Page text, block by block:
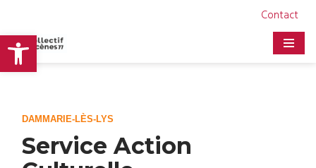
Ouvrir la barre d’outils
Contact
Aller
au
contenu
DAMMARIE-LÈS-LYS
Service Action